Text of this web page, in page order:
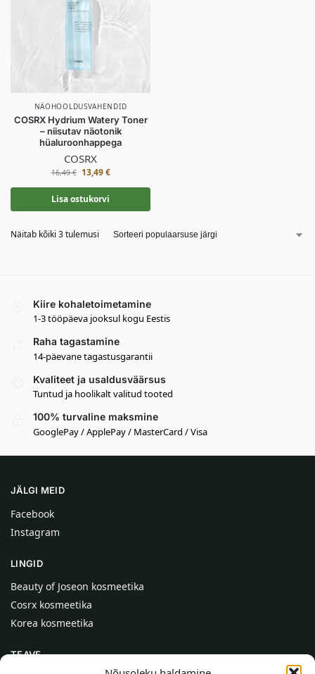
NÄOHOOLDUSVAHENDID
COSRX Hydrium Watery Toner
– niisutav näotonik
hüaluroonhappega
COSRX
16,49€ 13,49€
Lisa ostukorvi
Näitab kõiki 3 tulemusi
Kiire kohaletoimetamine
1-3 tööpäeva jooksul kogu Eestis
Raha tagastamine
14-päevane tagastusgarantii
Kvaliteet ja usaldusväärsus
Tuntud ja hoolikalt valitud tooted
100% turvaline maksmine
GooglePay / ApplePay / MasterCard / Visa
JÄLGI MEID
Facebook
Instagram
LINGID
Beauty of Joseon kosmeetika
Cosrx kosmeetika
Korea kosmeetika
TEAVE